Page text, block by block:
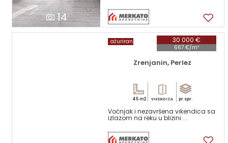
14
30 000 €
667 €/m²
ažuriran
Zrenjanin, Perlez
45 m2 VIKENDICA pr spr.
Voćnjak i nezavršena vikendica sa
izlazom na reku u blizini ...